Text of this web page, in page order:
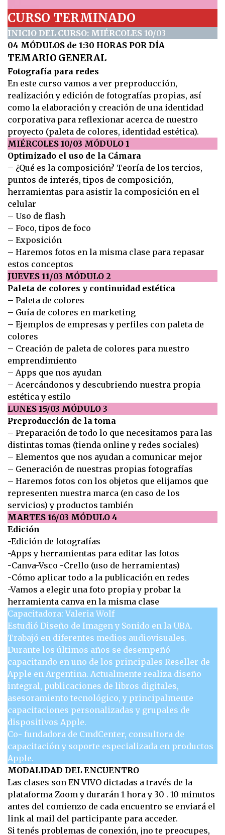
CURSO TERMINADO
INICIO DEL CURSO: MIÉRCOLES 10/03
04 MÓDULOS de 1:30 HORAS POR DÍA
TEMARIO GENERAL
Fotografía para redes
En este curso vamos a ver preproducción,
realización y edición de fotografías propias, así
como la elaboración y creación de una identidad
corporativa para reflexionar acerca de nuestro
proyecto (paleta de colores, identidad estética).
MIÉRCOLES 10/03 MÓDULO 1
Optimizado el uso de la Cámara
– ¿Qué es la composición? Teoría de los tercios,
puntos de interés, tipos de composición,
herramientas para asistir la composición en el
celular
– Uso de flash
– Foco, tipos de foco
– Exposición
– Haremos fotos en la misma clase para repasar
estos conceptos
JUEVES 11/03 MÓDULO 2
Paleta de colores y continuidad estética
– Paleta de colores
– Guía de colores en marketing
– Ejemplos de empresas y perfiles con paleta de
colores
– Creación de paleta de colores para nuestro
emprendimiento
– Apps que nos ayudan
– Acercándonos y descubriendo nuestra propia
estética y estilo
LUNES 15/03 MÓDULO 3
Preproducción de la toma
– Preparación de todo lo que necesitamos para las
distintas tomas (tienda online y redes sociales)
– Elementos que nos ayudan a comunicar mejor
– Generación de nuestras propias fotografías
– Haremos fotos con los objetos que elijamos que
representen nuestra marca (en caso de los
servicios) y productos también
MARTES 16/03 MÓDULO 4
Edición
-Edición de fotografías
-Apps y herramientas para editar las fotos
-Canva-Vsco -Crello (uso de herramientas)
-Cómo aplicar todo a la publicación en redes
-Vamos a elegir una foto propia y probar la
herramienta canva en la misma clase
Capacitadora: Valeria Wolf
Estudió Diseño de Imagen y Sonido en la UBA.
Trabajó en diferentes medios audiovisuales.
Durante los últimos años se desempeñó
capacitando en uno de los principales Reseller de
Apple en Argentina. Actualmente realiza diseño
integral, publicaciones de libros digitales,
asesoramiento tecnológico, y principalmente
capacitaciones personalizadas y grupales de
dispositivos Apple.
Co- fundadora de CmdCenter, consultora de
capacitación y soporte especializada en productos
Apple.
MODALIDAD DEL ENCUENTRO
Las clases son EN VIVO dictadas a través de la
plataforma Zoom y durarán 1 hora y 30 . 10 minutos
antes del comienzo de cada encuentro se enviará el
link al mail del participante para acceder.
Si tenés problemas de conexión, ¡no te preocupes,